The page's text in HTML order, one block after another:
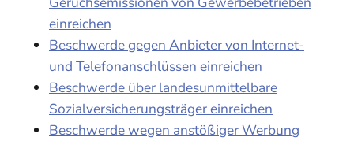
einreichen
Beschwerde gegen Anbieter von Internet-
und Telefonanschlüssen einreichen
Beschwerde über landesunmittelbare
Sozialversicherungsträger einreichen
Beschwerde wegen anstößiger Werbung